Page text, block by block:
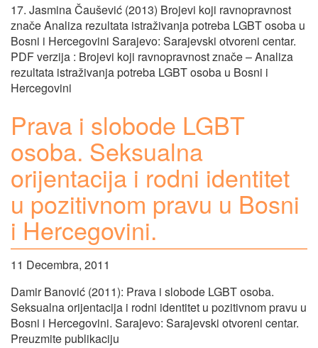
17. Jasmina Čaušević (2013) Brojevi koji ravnopravnost
znače Analiza rezultata istraživanja potreba LGBT osoba u
Bosni i Hercegovini Sarajevo: Sarajevski otvoreni centar.
PDF verzija : Brojevi koji ravnopravnost znače – Analiza
rezultata istraživanja potreba LGBT osoba u Bosni i
Hercegovini
Prava i slobode LGBT
osoba. Seksualna
orijentacija i rodni identitet
u pozitivnom pravu u Bosni
i Hercegovini.
11 Decembra, 2011
Damir Banović (2011): Prava i slobode LGBT osoba.
Seksualna orijentacija i rodni identitet u pozitivnom pravu u
Bosni i Hercegovini. Sarajevo: Sarajevski otvoreni centar.
Preuzmite publikaciju